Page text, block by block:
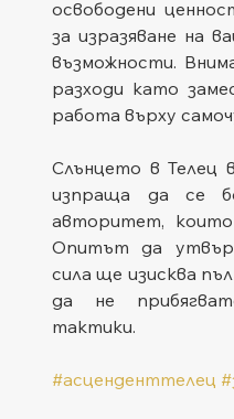
освободени
за изразяване на
възможности.
разходи като
работа върху
Слънцето в Телец
изпраща да се
авторитет,
Опитът да
сила ще изисква
да не
тактики.
#асценденттелец